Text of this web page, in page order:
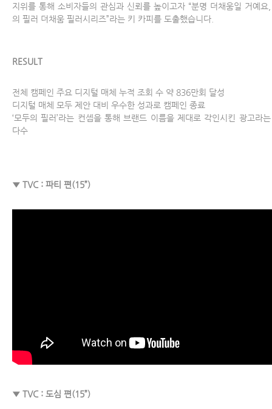
지위를 통해 소비자들의 관심과 신뢰를 높이고자 “분명 더채움일 거예요
의 필러 더채움 필러시리즈”라는 키 카피를 도출했습니다.
RESULT
전체 캠페인 주요 디지털 매체 누적 조회 수 약 836만회 달성
디지털 매체 모두 제안 대비 우수한 성과로 캠페인 종료
‘모두의 필러’라는 컨셉을 통해 브랜드 이름을 제대로 각인시킨 광고라
다수
▼ TVC : 파티 편(15”)
▼ TVC : 도심 편(15”)